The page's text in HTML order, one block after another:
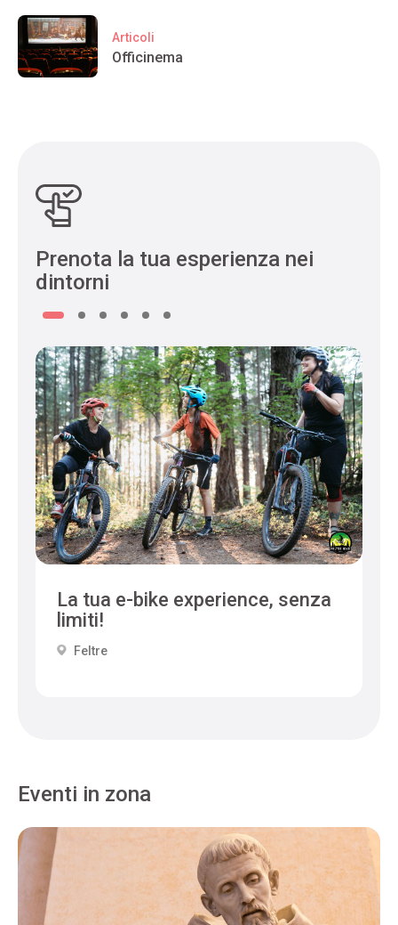
Articoli
Officinema
Prenota la tua esperienza nei
dintorni
La tua e-bike experience, senza
limiti!
Feltre
Eventi in zona